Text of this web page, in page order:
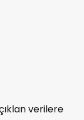
verilere